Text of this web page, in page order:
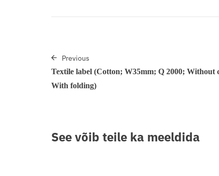
Previous
Textile label (Cotton; W35mm; Q 2000; Without
With folding)
See võib teile ka meeldida